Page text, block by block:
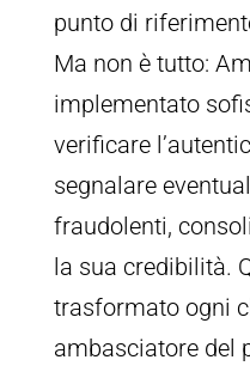
punto di
Ma non è tutto:
implementato
verificare
segnalare
fraudolenti,
la sua credibilità.
trasformato ogni
ambasciatore del